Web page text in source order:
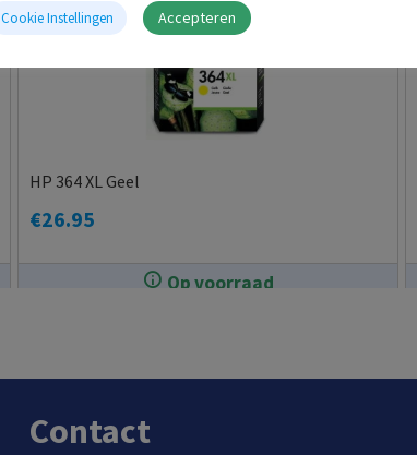
Op voorraad
HP 364 XL Geel
€26.95
Contact
Cookie Instellingen Accepteren